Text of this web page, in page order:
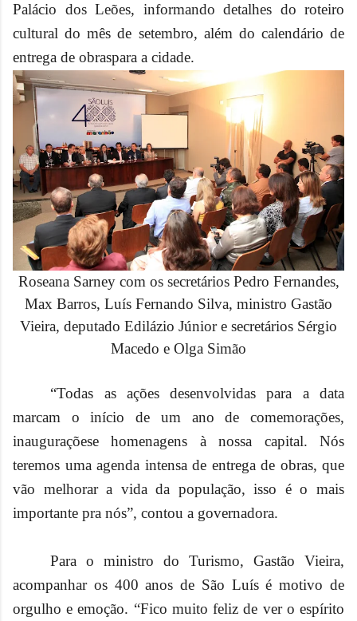
Palácio dos Leões, informando detalhes do roteiro
cultural do mês de setembro, além do calendário de
entrega de obraspara a cidade.
Roseana Sarney com os secretários Pedro Fernandes,
Max Barros, Luís Fernando Silva, ministro Gastão
Vieira, deputado Edilázio Júnior e secretários Sérgio
Macedo e Olga Simão
“Todas as ações desenvolvidas para a data
marcam o início de um ano de comemorações,
inauguraçõese homenagens à nossa capital. Nós
teremos uma agenda intensa de entrega de obras, que
vão melhorar a vida da população, isso é o mais
importante pra nós”, contou a governadora.
Para o ministro do Turismo, Gastão Vieira,
acompanhar os 400 anos de São Luís é motivo de
orgulho e emoção. “Fico muito feliz de ver o espírito